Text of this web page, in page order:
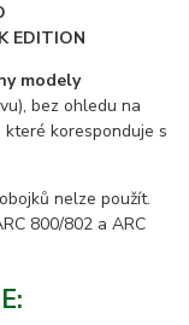
EDITION
modely
bez ohledu na
koresponduje s
nelze použít.
800/802 a ARC